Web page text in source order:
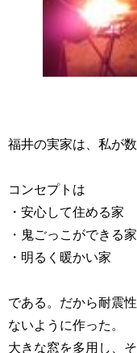
福井の実家は、私が
コンセプトは
・安心して住める家
・鬼ごっこができる家
・明るく暖かい家
である。だから耐震
ないように作った。
大きな窓を多用し、